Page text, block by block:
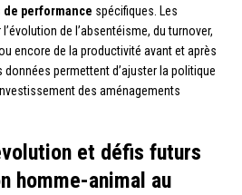
performance spécifiques. Les
de l’absentéisme, du turnover,
encore de la productivité avant et après
données permettent d’ajuster la politique
des aménagements
et défis futurs
homme-animal au